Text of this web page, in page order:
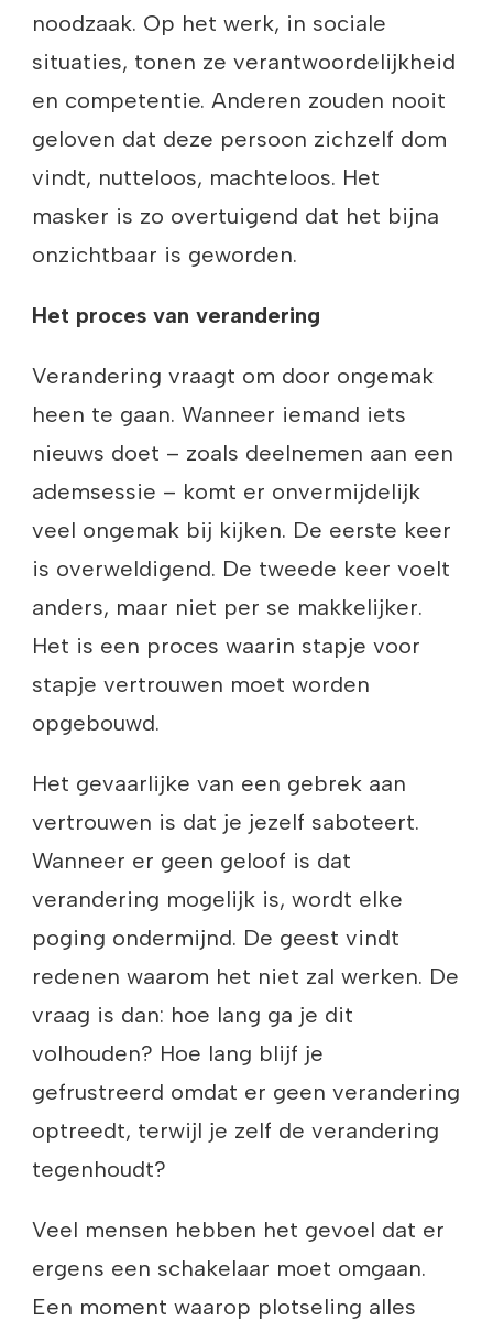
noodzaak. Op het werk, in sociale
situaties, tonen ze verantwoordelijkheid
en competentie. Anderen zouden nooit
geloven dat deze persoon zichzelf dom
vindt, nutteloos, machteloos. Het
masker is zo overtuigend dat het bijna
onzichtbaar is geworden.
Het proces van verandering
Verandering vraagt om door ongemak
heen te gaan. Wanneer iemand iets
nieuws doet – zoals deelnemen aan een
ademsessie – komt er onvermijdelijk
veel ongemak bij kijken. De eerste keer
is overweldigend. De tweede keer voelt
anders, maar niet per se makkelijker.
Het is een proces waarin stapje voor
stapje vertrouwen moet worden
opgebouwd.
Het gevaarlijke van een gebrek aan
vertrouwen is dat je jezelf saboteert.
Wanneer er geen geloof is dat
verandering mogelijk is, wordt elke
poging ondermijnd. De geest vindt
redenen waarom het niet zal werken. De
vraag is dan: hoe lang ga je dit
volhouden? Hoe lang blijf je
gefrustreerd omdat er geen verandering
optreedt, terwijl je zelf de verandering
tegenhoudt?
Veel mensen hebben het gevoel dat er
ergens een schakelaar moet omgaan.
Een moment waarop plotseling alles